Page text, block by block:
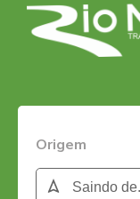
Origem